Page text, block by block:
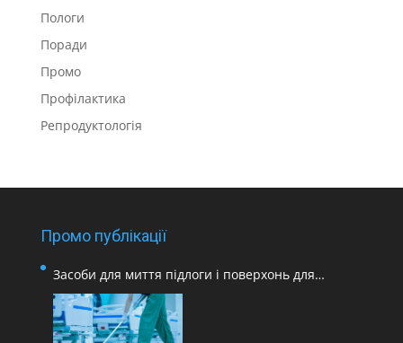
Пологи
Поради
Промо
Профілактика
Репродуктологія
Промо публікації
Засоби для миття підлоги і поверхонь для
медичних закладів